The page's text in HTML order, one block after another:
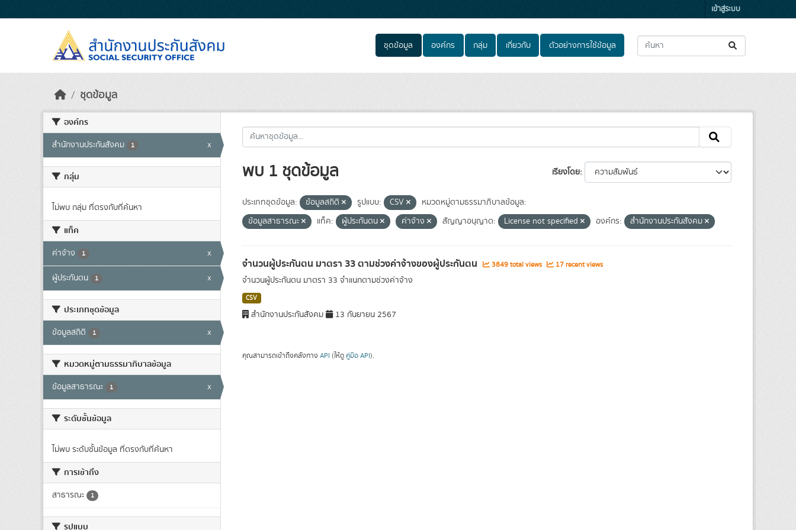
เข้าสู่ระบบ
ชุดข้อมูล องค์กร กลุ่ม เกี่ยวกับ ตัวอย่างการใช้ข้อมูล
ชุดข้อมูล
องค์กร
สำนักงานประกันสังคม 1 x
กลุ่ม
ไม่พบ กลุ่ม ที่ตรงกับที่ค้นหา
แท็ค
ค่าจ้าง 1 x
ผู้ประกันตน 1 x
ประเภทชุดข้อมูล
ข้อมูลสถิติ 1 x
หมวดหมู่ตามธรรมาภิบาลข้อมูล
ข้อมูลสาธารณะ 1 x
ระดับชั้นข้อมูล
ไม่พบ ระดับชั้นข้อมูล ที่ตรงกับที่ค้นหา
การเข้าถึง
สาธารณะ 1
รูปแบบ
เรียงโดย
พบ 1 ชุดข้อมูล
ประเภทชุดข้อมูล: ข้อมูลสถิติ รูปแบบ: CSV
หมวดหมู่ตามธรรมาภิบาลข้อมูล:
ข้อมูลสาธารณะ
แท็ค: ผู้ประกันตน ค่าจ้าง สัญญาอนุญาต: License not specified องค์กร: สำนักงานประกันสังคม
จำนวนผู้ประกันตน มาตรา 33 ตามช่วงค่าจ้างของผู้ประกันตน 3849 total views 17 recent views
จำนวนผู้ประกันตน มาตรา 33 จำแนกตามช่วงค่าจ้าง
CSV
สำนักงานประกันสังคม 13 กันยายน 2567
คุณสามารถเข้าถึงคลังทาง API (ให้ดู คู่มือ API).